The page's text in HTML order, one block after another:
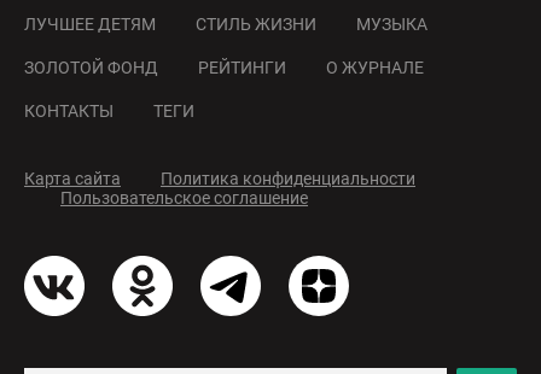
ЛУЧШЕЕ ДЕТЯМ СТИЛЬ ЖИЗНИ МУЗЫКА
ЗОЛОТОЙ ФОНД РЕЙТИНГИ О ЖУРНАЛЕ
КОНТАКТЫ ТЕГИ
Карта сайта
Политика конфиденциальности
Пользовательское соглашение